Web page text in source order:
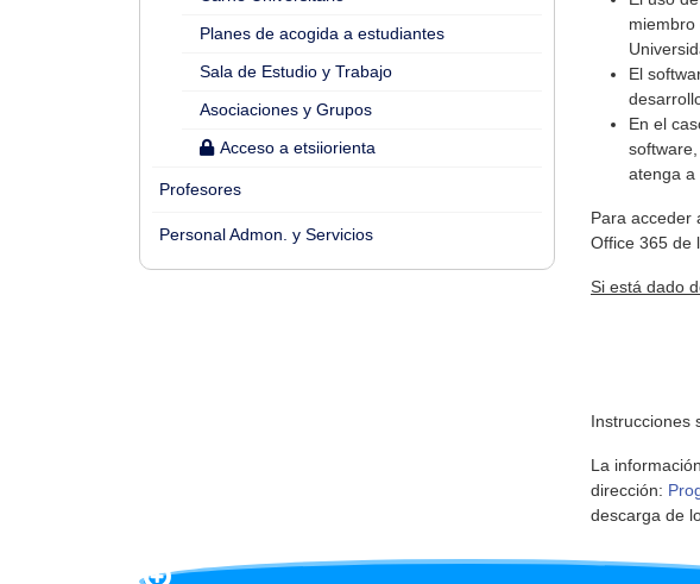
Planes de acogida a estudiantes
Sala de Estudio y Trabajo
Asociaciones y Grupos
Acceso a etsiiorienta
Profesores
Personal Admon. y Servicios
El
En el
atenga a
Para acceder
Office 365 de
Si está dado
Instrucciones
La
dirección:
descarga de